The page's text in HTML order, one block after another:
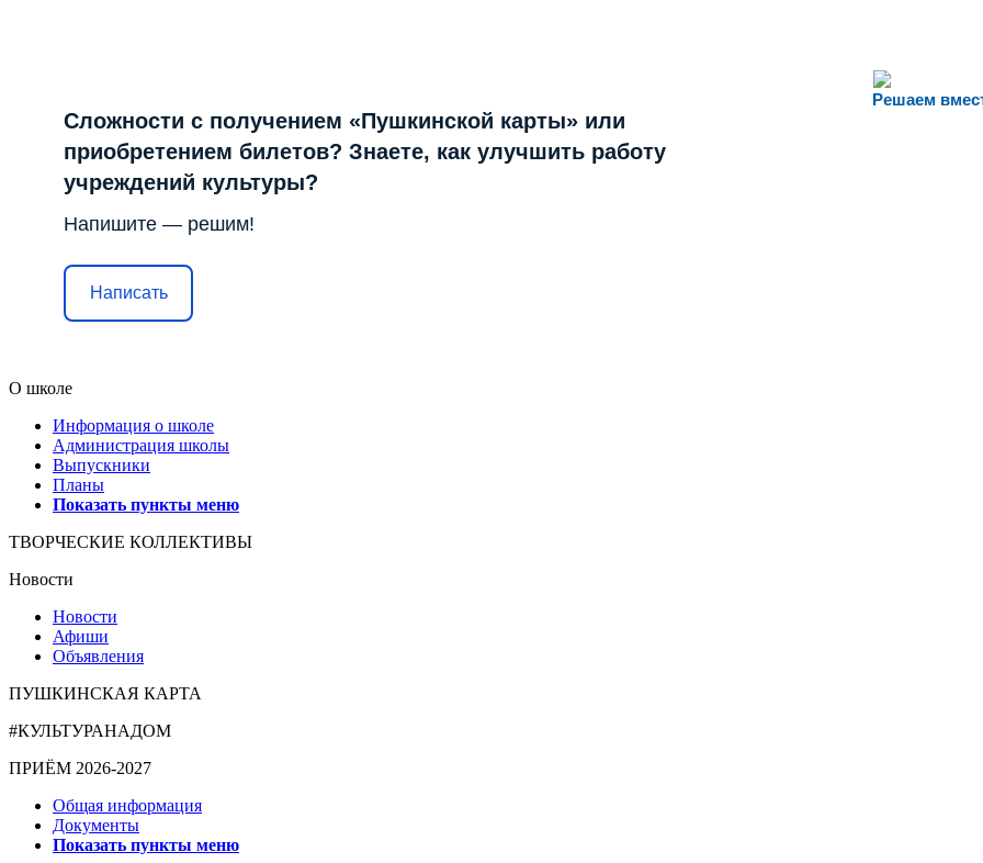
Решаем
Сложности с получением «Пушкинской карты» или
приобретением билетов? Знаете, как улучшить работу
учреждений культуры?
Напишите — решим!
Написать
О школе
Информация о школе
Администрация школы
Выпускники
Планы
Показать пункты меню
ТВОРЧЕСКИЕ КОЛЛЕКТИВЫ
Новости
Новости
Афиши
Объявления
ПУШКИНСКАЯ КАРТА
#КУЛЬТУРАНАДОМ
ПРИЁМ 2026-2027
Общая информация
Документы
Показать пункты меню